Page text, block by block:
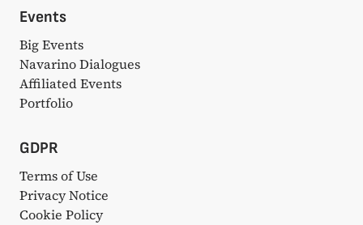
Events
Big Events
Navarino Dialogues
Affiliated Events
Portfolio
GDPR
Terms of Use
Privacy Notice
Cookie Policy